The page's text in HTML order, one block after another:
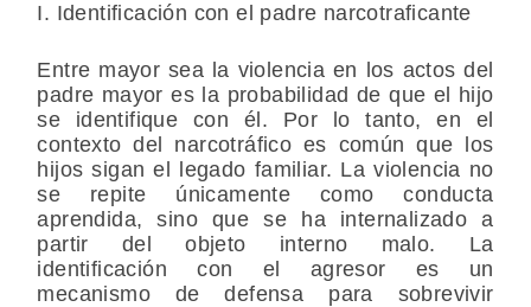
I. Identificación con el padre narcotraficante
Entre mayor sea la violencia en los actos del
padre mayor es la probabilidad de que el hijo
se identifique con él. Por lo tanto, en el
contexto del narcotráfico es común que los
hijos sigan el legado familiar. La violencia no
se repite únicamente como conducta
aprendida, sino que se ha internalizado a
partir del objeto interno malo. La
identificación con el agresor es un
mecanismo de defensa para sobrevivir